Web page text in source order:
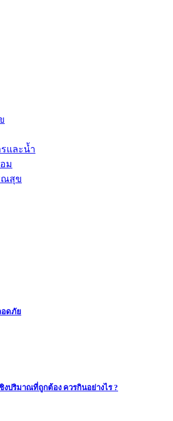
และน้ำ
ม
ณสุข
อดภัย
ปริมาณที่ถูกต้อง ควรกินอย่างไร ?